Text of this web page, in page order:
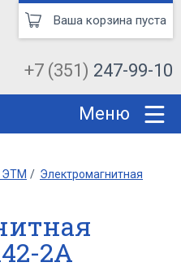
+7 (351) 247-99-10
Ваша корзина пуста
Меню
ЭТМ
Электромагнитная
2А